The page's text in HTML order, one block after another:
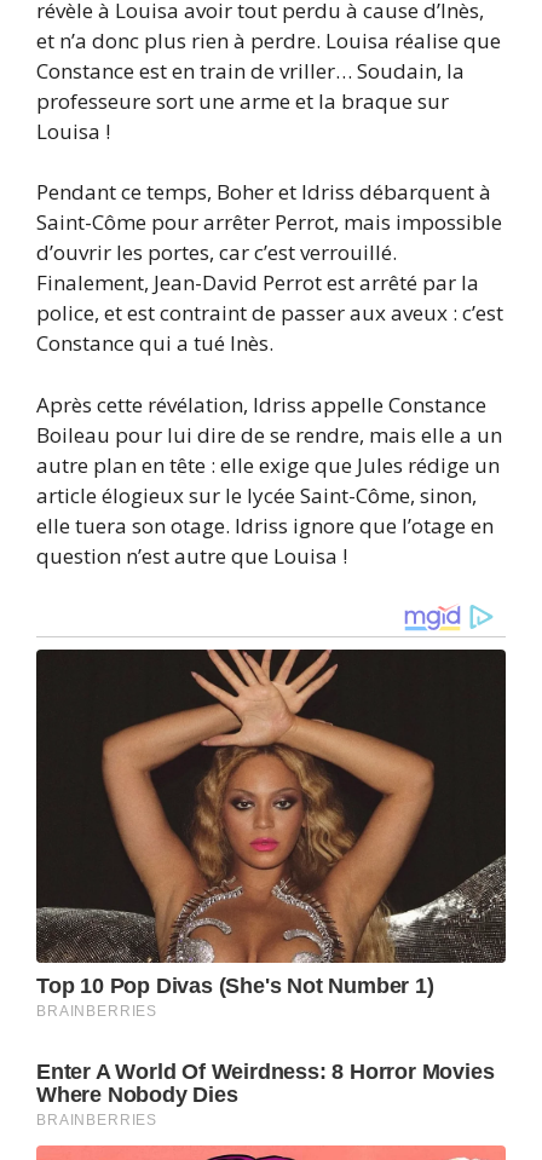
révèle à Louisa avoir tout perdu à cause d’Inès,
et n’a donc plus rien à perdre. Louisa réalise que
Constance est en train de vriller… Soudain, la
professeure sort une arme et la braque sur
Louisa !
Pendant ce temps, Boher et Idriss débarquent à
Saint-Côme pour arrêter Perrot, mais impossible
d’ouvrir les portes, car c’est verrouillé.
Finalement, Jean-David Perrot est arrêté par la
police, et est contraint de passer aux aveux : c’est
Constance qui a tué Inès.
Après cette révélation, Idriss appelle Constance
Boileau pour lui dire de se rendre, mais elle a un
autre plan en tête : elle exige que Jules rédige un
article élogieux sur le lycée Saint-Côme, sinon,
elle tuera son otage. Idriss ignore que l’otage en
question n’est autre que Louisa !